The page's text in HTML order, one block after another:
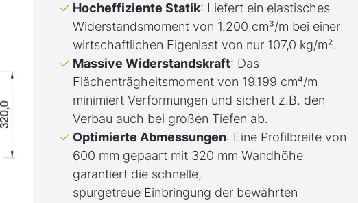
Hocheffiziente Statik: Liefert ein elastisches
Widerstandsmoment von 1.200 cm³/m bei einer
wirtschaftlichen Eigenlast von nur 107,0 kg/m².
Massive Widerstandskraft: Das
Flächenträgheitsmoment von 19.199 cm⁴/m
minimiert Verformungen und sichert z.B. den
Verbau auch bei großen Tiefen ab.
Optimierte Abmessungen: Eine Profilbreite von
600 mm gepaart mit 320 mm Wandhöhe
garantiert die schnelle,
spurgetreue Einbringung der bewährten